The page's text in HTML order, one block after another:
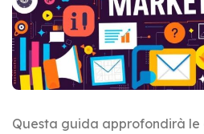
Questa guida approfondirà